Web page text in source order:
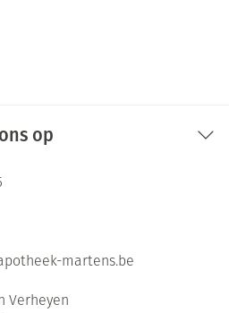
op
martens.be
Verheyen